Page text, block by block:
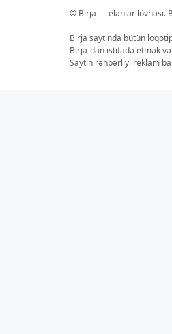
© Birja — elanlar lövhəsi.
Birja saytında bütün
Birja-dan istifadə etmək və
Saytın rəhbərliyi reklam